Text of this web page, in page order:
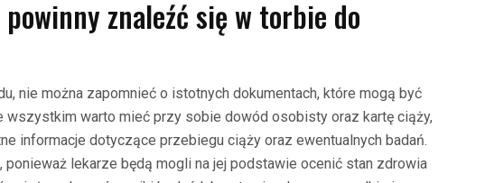
znaleźć się w torbie do
nie można zapomnieć o istotnych dokumentach, które mogą być
wszystkim warto mieć przy sobie dowód osobisty oraz kartę ciąży,
informacje dotyczące przebiegu ciąży oraz ewentualnych badań.
ponieważ lekarze będą mogli na jej podstawie ocenić stan zdrowia